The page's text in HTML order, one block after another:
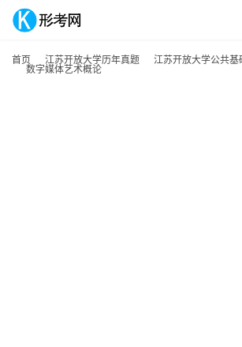
首页 江苏开放大学历年真题
江苏开放大学公共基
数字媒体艺术概论